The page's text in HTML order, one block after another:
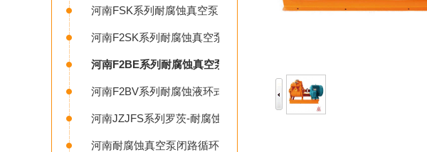
河南FSK系列耐腐蚀真空泵
河南F2SK系列耐腐蚀真空泵
河南F2BE系列耐腐蚀真空泵
河南F2BV系列耐腐蚀液环式真空泵
河南JZJFS系列罗茨-耐腐蚀液环真空机组
河南耐腐蚀真空泵闭路循环系统